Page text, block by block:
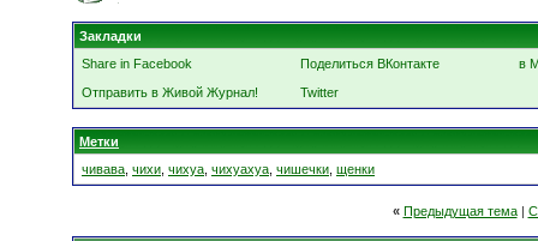
Закладки
Share in Facebook
Поделиться ВКонтакте
в
Отправить в Живой Журнал!
Twitter
Метки
чивава чихи чихуа чихуахуа чишечки щенки
« Предыдущая тема|